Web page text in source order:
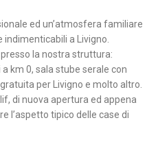
ed un’atmosfera familiare
a Livigno.
la nostra struttura:
km 0, sala stube serale con
per Livigno e molto altro.
di nuova apertura ed appena
l’aspetto tipico delle case di